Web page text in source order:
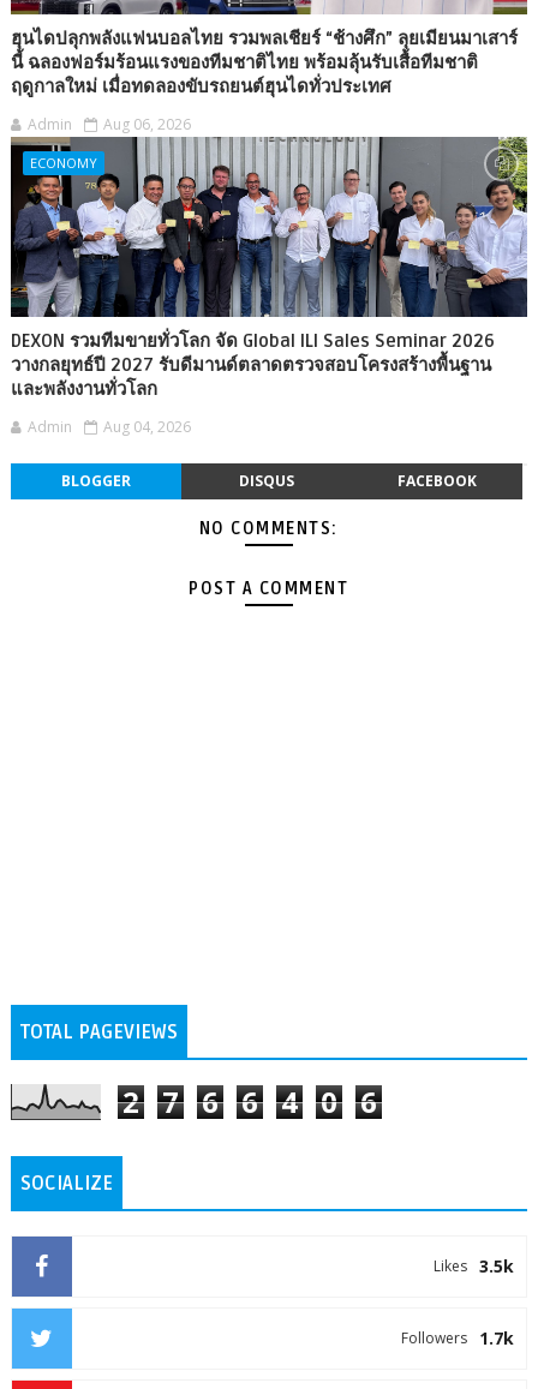
ฮุนไดปลุกพลังแฟนบอลไทย รวมพลเชียร์ “ช้างศึก” ลุยเมียนมาเสาร์
นี้ ฉลองฟอร์มร้อนแรงของทีมชาติไทย พร้อมลุ้นรับเสื้อทีมชาติ
ฤดูกาลใหม่ เมื่อทดลองขับรถยนต์ฮุนไดทั่วประเทศ
Admin Aug 06, 2026
ECONOMY
DEXON รวมทีมขายทั่วโลก จัด Global ILI Sales Seminar 2026
วางกลยุทธ์ปี 2027 รับดีมานด์ตลาดตรวจสอบโครงสร้างพื้นฐาน
และพลังงานทั่วโลก
Admin Aug 04, 2026
BLOGGER DISQUS FACEBOOK
NO COMMENTS:
POST A COMMENT
TOTAL PAGEVIEWS
2 7 6 6 4 0 6
SOCIALIZE
3.5k
Likes
1.7k
Followers